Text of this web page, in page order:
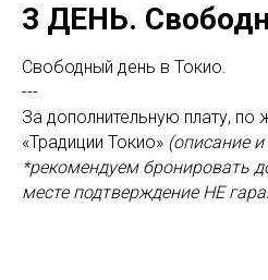
3 ДЕНЬ.
Свободный день в Токио.
---
За дополнительную плату, по
«Традиции Токио» (описание
*рекомендуем бронировать
месте подтверждение НЕ